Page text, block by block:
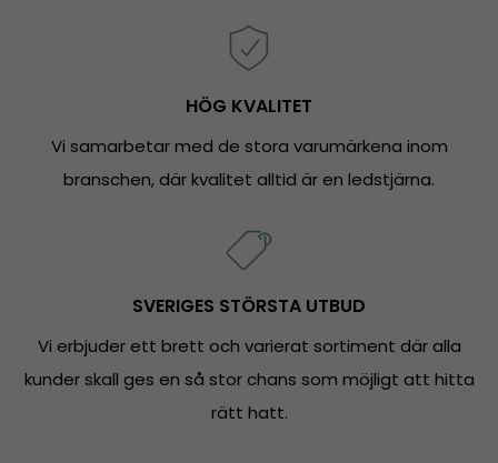
HÖG KVALITET
Vi samarbetar med de stora varumärkena inom
branschen, där kvalitet alltid är en ledstjärna.
SVERIGES STÖRSTA UTBUD
Vi erbjuder ett brett och varierat sortiment där alla
kunder skall ges en så stor chans som möjligt att hitta
rätt hatt.